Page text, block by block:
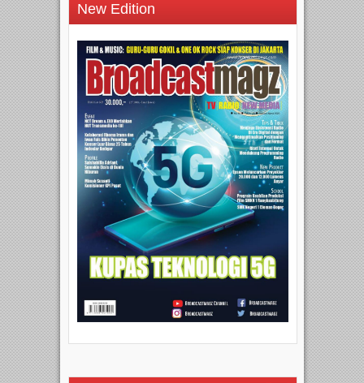
New Edition